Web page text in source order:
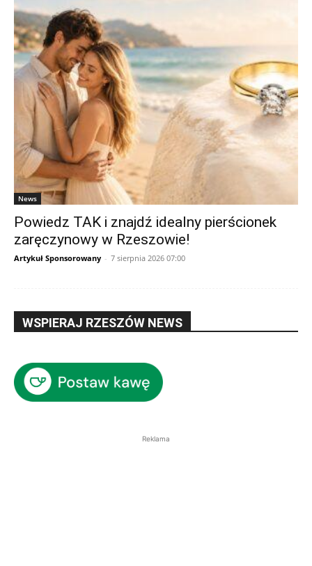
News
Powiedz TAK i znajdź idealny pierścionek
zaręczynowy w Rzeszowie!
Artykuł Sponsorowany - 7 sierpnia 2026 07:00
WSPIERAJ RZESZÓW NEWS
Reklama